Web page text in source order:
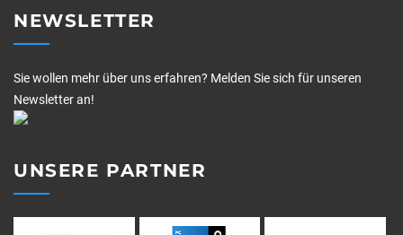
NEWSLETTER
Sie wollen mehr über uns erfahren? Melden Sie sich für unseren
Newsletter an!
UNSERE PARTNER